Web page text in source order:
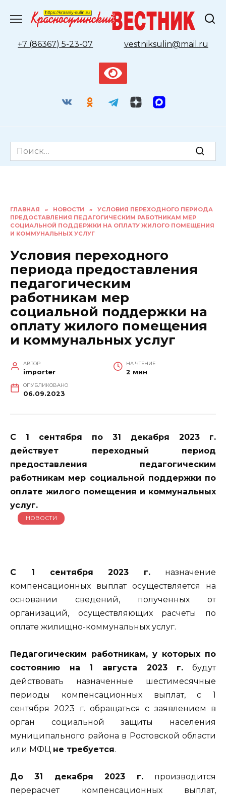
содержанию
+7 (86367) 5-23-07
vestniksulin@mail.ru
Search
for:
ГЛАВНАЯ » НОВОСТИ »
УСЛОВИЯ ПЕРЕХОДНОГО ПЕРИОДА
ПРЕДОСТАВЛЕНИЯ ПЕДАГОГИЧЕСКИМ РАБОТНИКАМ МЕР
СОЦИАЛЬНОЙ ПОДДЕРЖКИ НА ОПЛАТУ ЖИЛОГО ПОМЕЩЕНИЯ
И КОММУНАЛЬНЫХ УСЛУГ
Условия переходного
периода предоставления
педагогическим
работникам мер
социальной поддержки на
оплату жилого помещения
и коммунальных услуг
АВТОР
importer
НА ЧТЕНИЕ
2 мин
ОПУБЛИКОВАНО
06.09.2023
С 1 сентября по 31 декабря 2023 г.
действует переходный период
предоставления педагогическим
работникам мер социальной поддержки по
оплате жилого помещения и коммунальных
услуг.
НОВОСТИ
С 1 сентября 2023 г. назначение
компенсационных выплат осуществляется на
основании сведений, полученных от
организаций, осуществляющих расчеты по
оплате жилищно-коммунальных услуг.
Педагогическим работникам, у которых по
состоянию на 1 августа 2023 г. будут
действовать назначенные шестимесячные
периоды компенсационных выплат, с 1
сентября 2023 г. обращаться с заявлением в
орган социальной защиты населения
муниципального района в Ростовской области
или МФЦ не требуется.
До 31 декабря 2023 г. производится
перерасчет компенсационных выплат,